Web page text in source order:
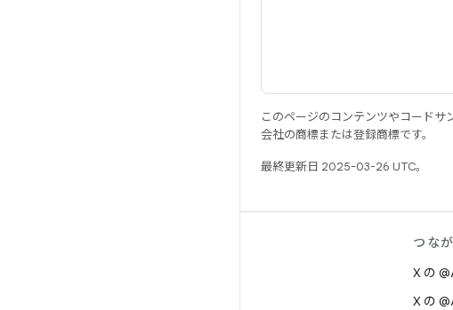
このページのコンテンツやコードサ
会社の商標または登録商標です。
最終更新日 2025-03-26 UTC。
つな
X の
X の